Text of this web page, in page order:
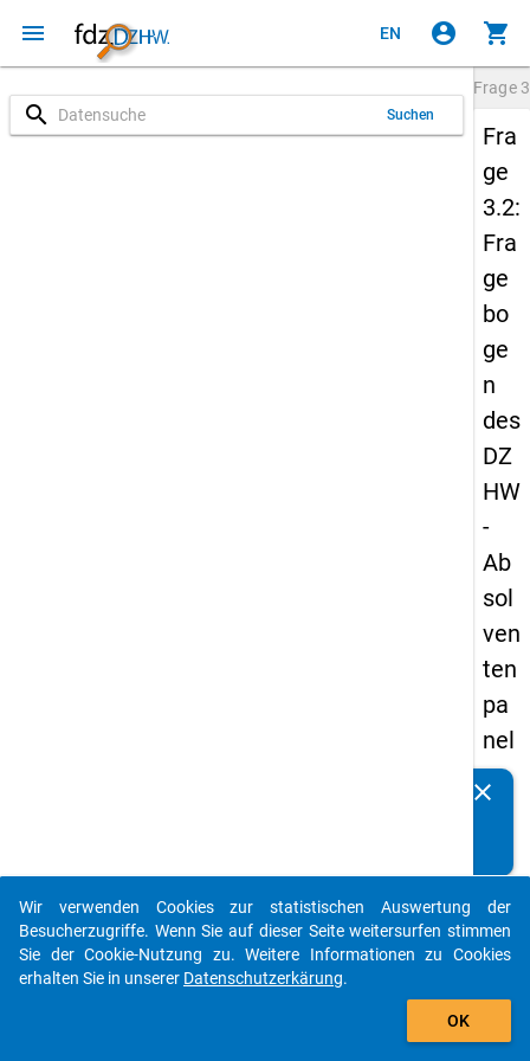
menu EN account_circle shopping_cart
search Suchen
Frage
Fra
ge
3.2:
Fra
ge
bo
ge
n
des
DZ
HW
-
Ab
sol
ven
ten
pa
nel
s
-
ers
te
clear
auto_stories
add_shopping_cart
Wir verwenden Cookies zur statistischen Auswertung der
Besucherzugriffe. Wenn Sie auf dieser Seite weitersurfen stimmen
Sie der Cookie-Nutzung zu. Weitere Informationen zu Cookies
erhalten Sie in unserer Datenschutzerkärung.
OK